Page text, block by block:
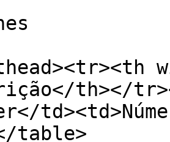
th></